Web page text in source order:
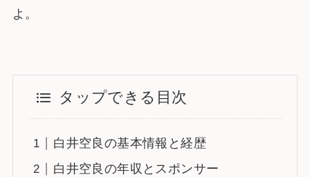
よ。
タップできる目次
白井空良の基本情報と経歴
白井空良の年収とスポンサー